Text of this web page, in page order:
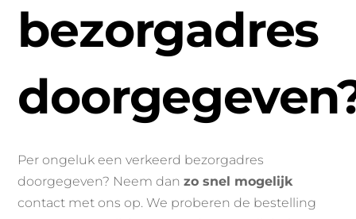
bezorgadres
Per ongeluk een verkeerd bezorgadres
doorgegeven? Neem danzo snel mogelijk
contact met ons op. We proberen de bestelling